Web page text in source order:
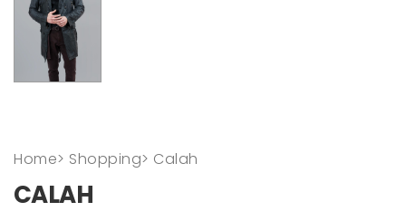
Home> Shopping> Calah
CALAH